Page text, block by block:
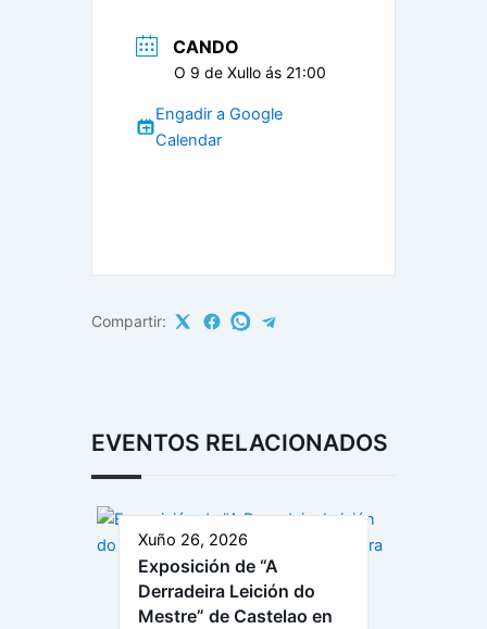
CANDO
O 9 de Xullo ás 21:00
Engadir a Google
Calendar
Compartir:
EVENTOS RELACIONADOS
Xuño 26, 2026
Exposición de “A
Derradeira Leición do
Mestre” de Castelao en